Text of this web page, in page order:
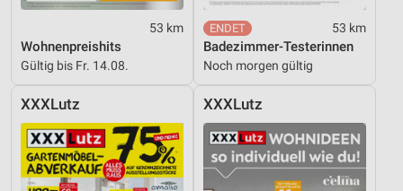
53 km
Wohnenpreishits
Gültig bis Fr. 14.08.
53 km
Badezimmer-Testerinnen
Noch morgen gültig
XXXLutz XXXLutz